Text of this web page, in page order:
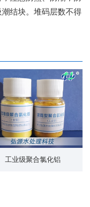
结块。堆码层数不得
工业级聚合氯化铝